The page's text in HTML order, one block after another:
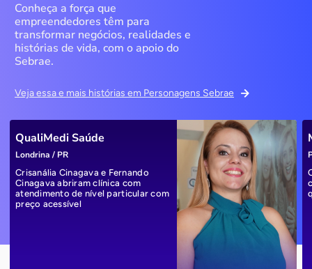
Conheça a força que
empreendedores têm para
transformar negócios, realidades e
histórias de vida, com o apoio do
Sebrae.
Veja essa e mais histórias em Personagens Sebrae
QualiMedi Saúde
Londrina / PR
Crisanália Cinagava e Fernando
Cinagava abriram clínica com
atendimento de nível particular com
preço acessível